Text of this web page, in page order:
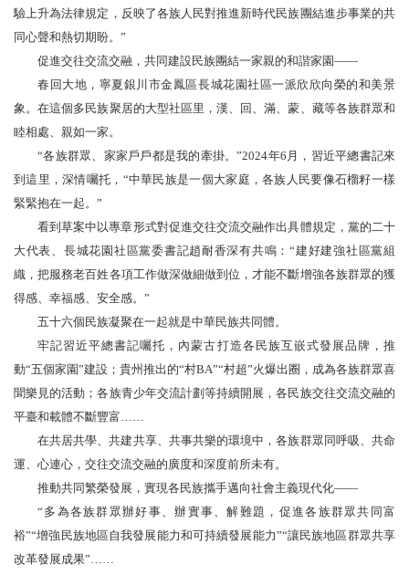
驗上升為法律規定，反映了各族人民對推進新時代民族團結進步事業的共
同心聲和熱切期盼。”
促進交往交流交融，共同建設民族團結一家親的和諧家園——
春回大地，寧夏銀川市金鳳區長城花園社區一派欣欣向榮的和美景
象。在這個多民族聚居的大型社區里，漢、回、滿、蒙、藏等各族群眾和
睦相處、親如一家。
“各族群眾、家家戶戶都是我的牽掛。”2024年6月，習近平總書記來
到這里，深情囑托，“中華民族是一個大家庭，各族人民要像石榴籽一樣
緊緊抱在一起。”
看到草案中以專章形式對促進交往交流交融作出具體規定，黨的二十
大代表、長城花園社區黨委書記趙耐香深有共鳴：“建好建強社區黨組
織，把服務老百姓各項工作做深做細做到位，才能不斷增強各族群眾的獲
得感、幸福感、安全感。”
五十六個民族凝聚在一起就是中華民族共同體。
牢記習近平總書記囑托，內蒙古打造各民族互嵌式發展品牌，推
動“五個家園”建設；貴州推出的“村BA”“村超”火爆出圈，成為各族群眾喜
聞樂見的活動；各族青少年交流計劃等持續開展，各民族交往交流交融的
平臺和載體不斷豐富……
在共居共學、共建共享、共事共樂的環境中，各族群眾同呼吸、共命
運、心連心，交往交流交融的廣度和深度前所未有。
推動共同繁榮發展，實現各民族攜手邁向社會主義現代化——
“多為各族群眾辦好事、辦實事、解難題，促進各族群眾共同富
裕”“增強民族地區自我發展能力和可持續發展能力”“讓民族地區群眾共享
改革發展成果”……